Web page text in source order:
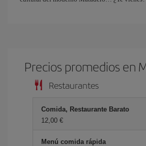
Precios promedios en
Restaurantes
Comida, Restaurante Barato
12,00 €
Menú comida rápida